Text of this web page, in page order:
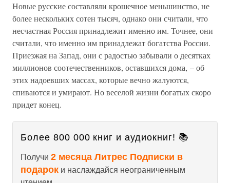
Новые русские составляли крошечное меньшинство, не
более нескольких сотен тысяч, однако они считали, что
несчастная Россия принадлежит именно им. Точнее, они
считали, что именно им принадлежат богатства России.
Приезжая на Запад, они с радостью забывали о десятках
миллионов соотечественников, оставшихся дома, – об
этих надоевших массах, которые вечно жалуются,
спиваются и умирают. Но веселой жизни богатых скоро
придет конец.
Более 800 000 книг и аудиокниг! 📚
Получи 2 месяца Литрес Подписки в
подарок и наслаждайся неограниченным